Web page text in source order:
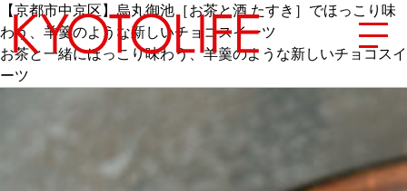
地図から探す
【京都市中京区】烏丸御池［お茶と酒 たすき］でほっこり味
わう、羊羹のような新しいチョコスイーツ
お茶と一緒にほっこり味わう、羊羹のような新しいチョコスイ
ーツ